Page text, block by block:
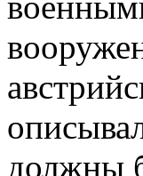
должны